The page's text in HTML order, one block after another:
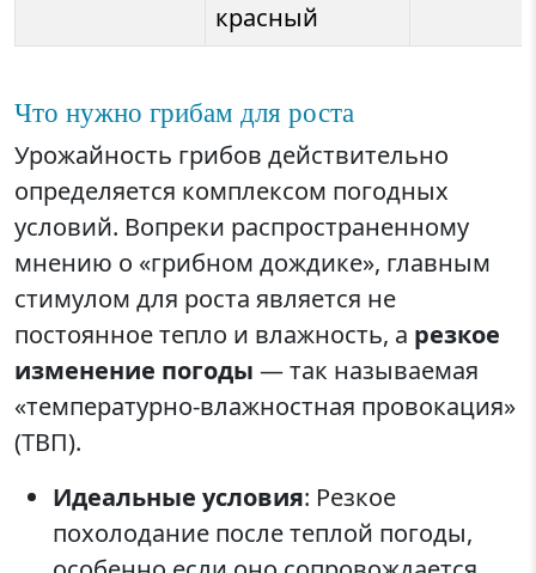
красный
Что нужно грибам для роста
Урожайность грибов действительно
определяется комплексом погодных
условий. Вопреки распространенному
мнению о «грибном дождике», главным
стимулом для роста является не
постоянное тепло и влажность, а резкое
изменение погоды — так называемая
«температурно-влажностная провокация»
(ТВП).
Идеальные условия: Резкое
похолодание после теплой погоды,